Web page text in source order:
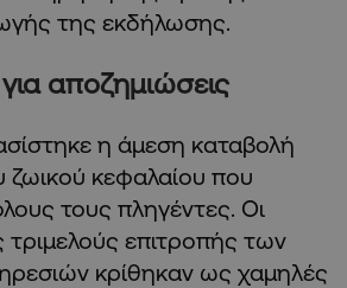
της εκδήλωσης.
αποζημιώσεις
η άμεση καταβολή
κεφαλαίου που
τους πληγέντες. Οι
τριμελούς επιτροπής των
κρίθηκαν ως χαμηλές